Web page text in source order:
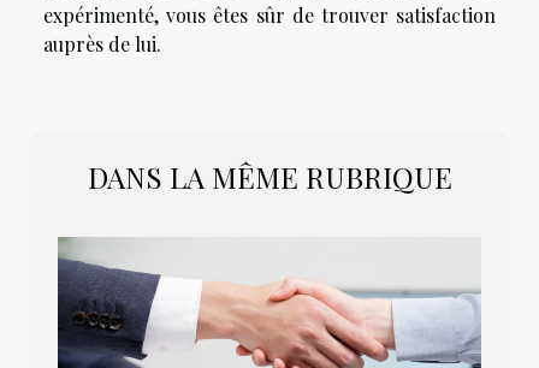
expérimenté, vous êtes sûr de trouver satisfaction
auprès de lui.
DANS LA MÊME RUBRIQUE